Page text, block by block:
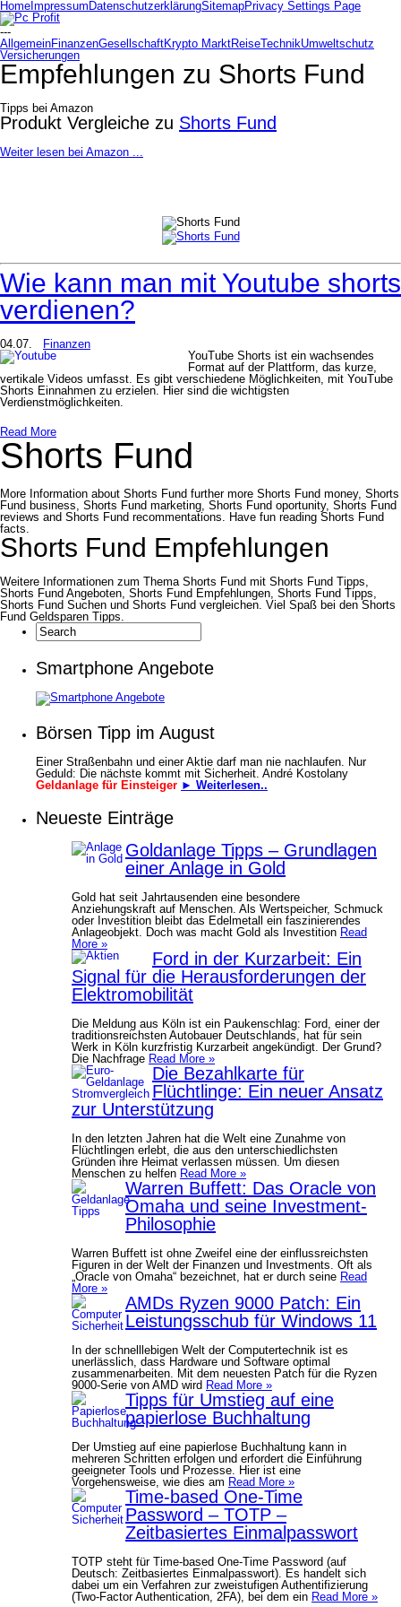
Home Impressum DatenschutzerklärungSitemapPrivacy Settings Page
---
AllgemeinFinanzenGesellschaftKrypto MarktReiseTechnikUmweltschutz
Versicherungen
Empfehlungen zu Shorts Fund
Tipps bei Amazon
Produkt Vergleiche zu Shorts Fund
Weiter lesen bei Amazon ...
Wie kann man mit Youtube shorts
verdienen?
04.07.
Finanzen
YouTube Shorts ist ein wachsendes
Format auf der Plattform, das kurze,
vertikale Videos umfasst. Es gibt verschiedene Möglichkeiten, mit YouTube
Shorts Einnahmen zu erzielen. Hier sind die wichtigsten
Verdienstmöglichkeiten.
Read More
Shorts Fund
More Information about Shorts Fund further more Shorts Fund money, Shorts
Fund business, Shorts Fund marketing, Shorts Fund oportunity, Shorts Fund
reviews and Shorts Fund recommentations. Have fun reading Shorts Fund
facts.
Shorts Fund Empfehlungen
Weitere Informationen zum Thema Shorts Fund mit Shorts Fund Tipps,
Shorts Fund Angeboten, Shorts Fund Empfehlungen, Shorts Fund Tipps,
Shorts Fund Suchen und Shorts Fund vergleichen. Viel Spaß bei den Shorts
Fund Geldsparen Tipps.
Smartphone Angebote
Börsen Tipp im August
Einer Straßenbahn und einer Aktie darf man nie nachlaufen. Nur
Geduld: Die nächste kommt mit Sicherheit. André Kostolany
Geldanlage für Einsteiger ► Weiterlesen..
Neueste Einträge
Goldanlage Tipps – Grundlagen
einer Anlage in Gold
Gold hat seit Jahrtausenden eine besondere
Anziehungskraft auf Menschen. Als Wertspeicher, Schmuck
oder Investition bleibt das Edelmetall ein faszinierendes
Anlageobjekt. Doch was macht Gold als Investition Read
More »
Ford in der Kurzarbeit: Ein
Signal für die Herausforderungen der
Elektromobilität
Die Meldung aus Köln ist ein Paukenschlag: Ford, einer der
traditionsreichsten Autobauer Deutschlands, hat für sein
Werk in Köln kurzfristig Kurzarbeit angekündigt. Der Grund?
Die Nachfrage Read More »
Die Bezahlkarte für
Flüchtlinge: Ein neuer Ansatz
zur Unterstützung
In den letzten Jahren hat die Welt eine Zunahme von
Flüchtlingen erlebt, die aus den unterschiedlichsten
Gründen ihre Heimat verlassen müssen. Um diesen
Menschen zu helfen Read More »
Warren Buffett: Das Oracle von
Omaha und seine Investment-
Philosophie
Warren Buffett ist ohne Zweifel eine der einflussreichsten
Figuren in der Welt der Finanzen und Investments. Oft als
„Oracle von Omaha“ bezeichnet, hat er durch seine Read
More »
AMDs Ryzen 9000 Patch: Ein
Leistungsschub für Windows 11
In der schnelllebigen Welt der Computertechnik ist es
unerlässlich, dass Hardware und Software optimal
zusammenarbeiten. Mit dem neuesten Patch für die Ryzen
9000-Serie von AMD wird Read More »
Tipps für Umstieg auf eine
papierlose Buchhaltung
Der Umstieg auf eine papierlose Buchhaltung kann in
mehreren Schritten erfolgen und erfordert die Einführung
geeigneter Tools und Prozesse. Hier ist eine
Vorgehensweise, wie dies am Read More »
Time-based One-Time
Password – TOTP –
Zeitbasiertes Einmalpasswort
TOTP steht für Time-based One-Time Password (auf
Deutsch: Zeitbasiertes Einmalpasswort). Es handelt sich
dabei um ein Verfahren zur zweistufigen Authentifizierung
(Two-Factor Authentication, 2FA), bei dem ein Read More »